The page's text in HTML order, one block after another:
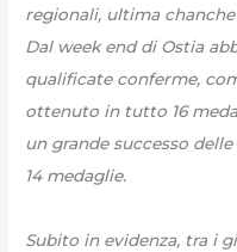
regionali, ultima
Dal week end di Ostia
qualificate conferme,
ottenuto in tutto 16
un grande successo
14 medaglie.
Subito in evidenza, tra i